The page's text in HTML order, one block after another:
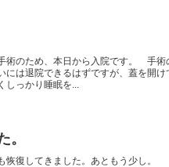
のため、本日から入院です。 手術
には退院できるはずですが、蓋を開
しっかり睡眠を...
。
復してきました。あともう少し。